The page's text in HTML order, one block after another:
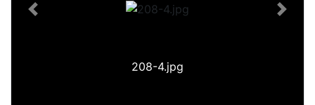
208-4.jpg
Previous Next